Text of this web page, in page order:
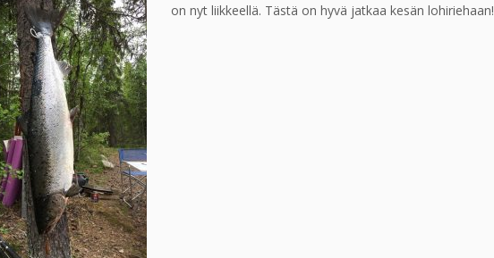
on nyt liikkeellä. Tästä on hyvä jatkaa kesän lohiriehaan!